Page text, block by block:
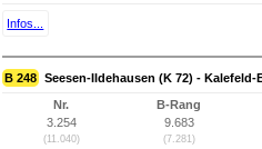
Infos...
B 248 Seesen-Ildehausen (K 72) - Kalefeld-
Nr.
3.254
(11.040)
B-Rang
9.683
(7.281)